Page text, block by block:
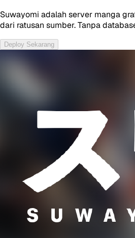
Suwayomi adalah server manga
dari ratusan sumber. Tanpa
Deploy Sekarang